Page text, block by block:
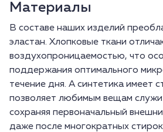
Материалы
В составе наших изделий
эластан. Хлопковые ткани
воздухопроницаемостью, что
поддержания оптимального
течение дня. А синтетика имеет
позволяет любимым вещам
сохраняя первоначальный
даже после многократных